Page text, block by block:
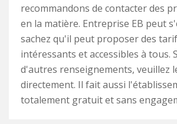
recommandons de contacter des
en la matière. Entreprise EB peut
sachez qu'il peut proposer des
intéressants et accessibles à tous.
d'autres renseignements, veuillez
directement. Il fait aussi
totalement gratuit et sans